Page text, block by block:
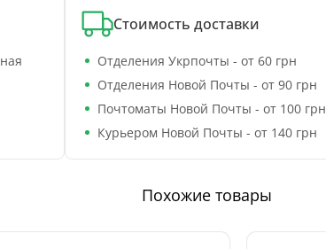
Стоимость доставки
Отделения Укрпочты - от 60 грн
Отделения Новой Почты - от 90 грн
Почтоматы Новой Почты - от 100 грн
Курьером Новой Почты - от 140 грн
Похожие товары